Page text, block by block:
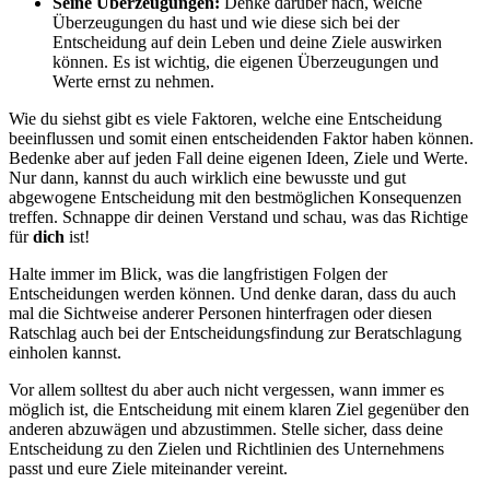
Überzeugungen du hast und wie diese sich bei der
Entscheidung auf dein Leben und deine Ziele auswirken
können. Es ist wichtig, die eigenen Überzeugungen und
Werte ernst zu nehmen.
Wie du siehst gibt es viele Faktoren, welche eine Entscheidung
beeinflussen und somit einen entscheidenden Faktor haben können.
Bedenke aber auf jeden Fall deine eigenen Ideen, Ziele und Werte.
Nur dann, kannst du auch wirklich eine bewusste und gut
abgewogene Entscheidung mit den bestmöglichen Konsequenzen
treffen. Schnappe dir deinen Verstand und schau, was das Richtige
fürdich ist!
Halte immer im Blick, was die langfristigen Folgen der
Entscheidungen werden können. Und denke daran, dass du auch
mal die Sichtweise anderer Personen hinterfragen oder diesen
Ratschlag auch bei der Entscheidungsfindung zur Beratschlagung
einholen kannst.
Vor allem solltest du aber auch nicht vergessen, wann immer es
möglich ist, die Entscheidung mit einem klaren Ziel gegenüber den
anderen abzuwägen und abzustimmen. Stelle sicher, dass deine
Entscheidung zu den Zielen und Richtlinien des Unternehmens
passt und eure Ziele miteinander vereint.